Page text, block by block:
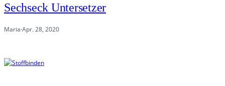
Sechseck Untersetzer
Maria·Apr. 28, 2020